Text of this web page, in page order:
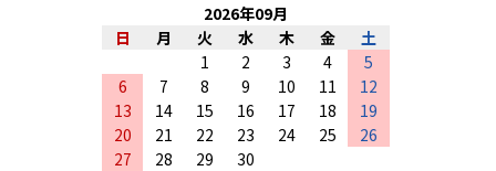
2026年09月
日
月 火 水 木 金
土
1
2 3 4
5
6
7 8 9 10 11
12
13
14 15 16 17 18
19
20
21 22 23 24 25
26
27
28 29
30